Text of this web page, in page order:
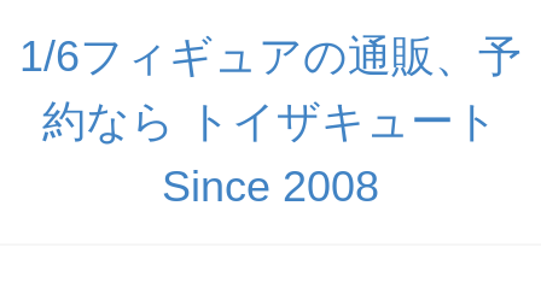
1/6フィギュアの通販、予
約なら トイザキュート
Since 2008